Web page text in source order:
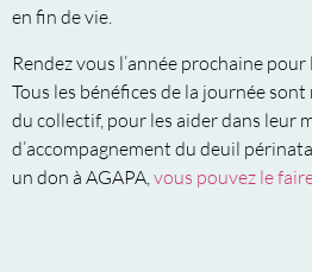
en fin de vie.
Rendez vous l’année prochaine pour
Tous les bénéfices de la journée
du collectif, pour les aider dans leur
d’accompagnement du deuil
un don à AGAPA, vous pouvez le